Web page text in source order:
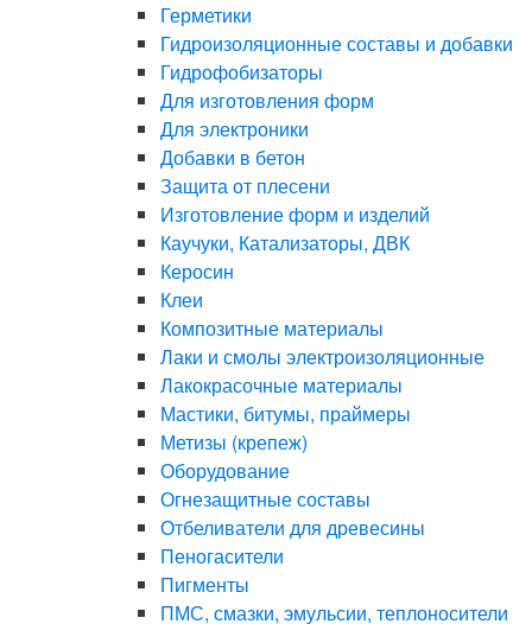
Герметики
Гидроизоляционные составы и добавки
Гидрофобизаторы
Для изготовления форм
Для электроники
Добавки в бетон
Защита от плесени
Изготовление форм и изделий
Каучуки, Катализаторы, ДВК
Керосин
Клеи
Композитные материалы
Лаки и смолы электроизоляционные
Лакокрасочные материалы
Мастики, битумы, праймеры
Метизы (крепеж)
Оборудование
Огнезащитные составы
Отбеливатели для древесины
Пеногасители
Пигменты
ПМС, смазки, эмульсии, теплоносители